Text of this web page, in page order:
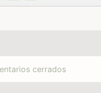
E-
WHATSAPP
cerrados